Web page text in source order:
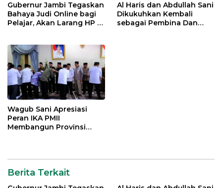
Gubernur Jambi Tegaskan
Bahaya Judi Online bagi
Pelajar, Akan Larang HP di
Al Haris dan Abdullah Sani
Dikukuhkan Kembali
sebagai Pembina Dan
Wagub Sani Apresiasi
Peran IKA PMII
Membangun Provinsi
Berita Terkait